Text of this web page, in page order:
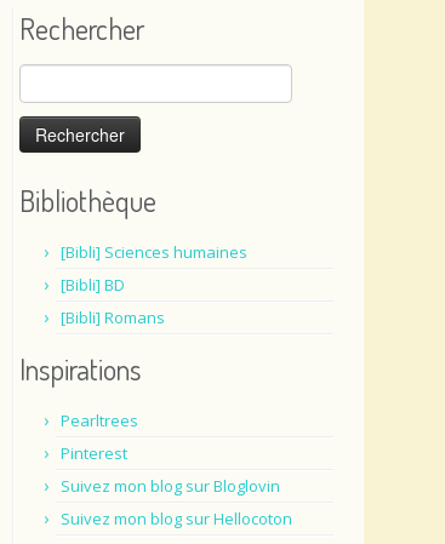
Rechercher
Rechercher :
Bibliothèque
[Bibli] Sciences humaines
[Bibli] BD
[Bibli] Romans
Inspirations
Pearltrees
Pinterest
Suivez mon blog sur Bloglovin
Suivez mon blog sur Hellocoton